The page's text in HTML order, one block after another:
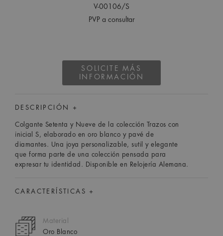
V-00106/S
PVP a consultar
SOLICITE MÁS
INFORMACIÓN
DESCRIPCIÓN +
Colgante Setenta y Nueve de la colección Trazos con
inicial S, elaborado en oro blanco y pavé de
diamantes. Una joya personalizable, sutil y elegante
que forma parte de una colección pensada para
expresar tu identidad. Disponible en Relojería Alemana.
CARACTERÍSTICAS +
Material
Oro Blanco